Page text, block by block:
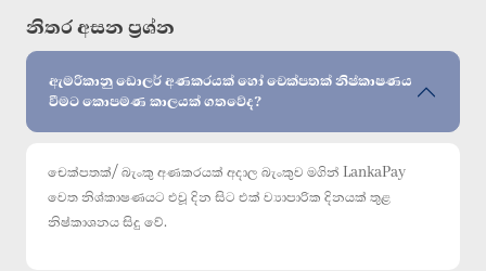
නිතර අසන ප්‍රශ්න
ඇමරිකානු ඩොලර් අණකරයක් හෝ චෙක්පතක් නිෂ්කාෂණය
වීමට කොපමණ කාලයක් ගතවේද?
චෙක්පතක්/ බැංකු අණකරයක් අදාල බැංකුව මගින් LankaPay
වෙත නිශ්කාෂණයට එවූ දින සිට එක් ව්‍යාපාරික දිනයක් තුළ
නිෂ්කාශනය සිදු වේ.